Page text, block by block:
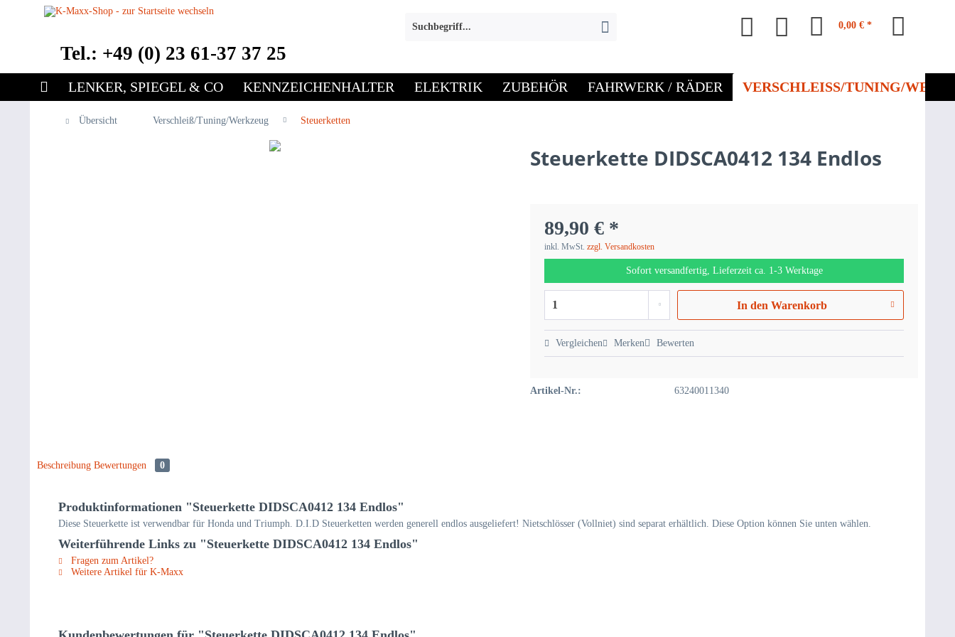
Tel.: +49 (0) 23 61-37 37 25
0,00 € *
LENKER, SPIEGEL & CO KENNZEICHENHALTER ELEKTRIK ZUBEHÖR FAHRWERK / RÄDER VERSCHLEISS/TUNING/
Übersicht Verschleiß/Tuning/Werkzeug Steuerketten
Steuerkette DIDSCA0412 134 Endlos
89,90 € *
inkl. MwSt.zzgl. Versandkosten
Sofort versandfertig, Lieferzeit ca. 1-3 Werktage
In den Warenkorb
Vergleichen Merken Bewerten
Artikel-Nr.: 63240011340
Beschreibung Bewertungen 0
Produktinformationen "Steuerkette DIDSCA0412 134 Endlos"
Diese Steuerkette ist verwendbar für Honda und Triumph. D.I.D Steuerketten werden generell endlos ausgeliefert! Nietschlösser (Vollniet) sind separat erhältlich. Diese Option können Sie unten wählen.
Weiterführende Links zu "Steuerkette DIDSCA0412 134 Endlos"
Fragen zum Artikel?
Weitere Artikel für K-Maxx